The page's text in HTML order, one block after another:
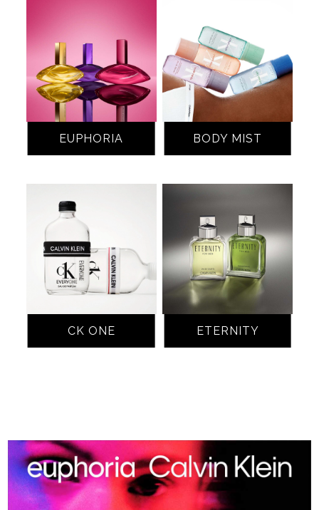
EUPHORIA BODY MIST
CK ONE ETERNITY